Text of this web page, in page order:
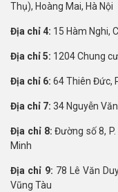
Thụ), Hoàng Mai, Hà Nội
Địa chỉ 4: 15 Hàm Nghi,
Địa chỉ 5: 1204 Chung
Địa chỉ 6: 64 Thiên Đức,
Địa chỉ 7: 34 Nguyễn
Địa chỉ 8: Đường số 8,
Minh
Địa chỉ 9: 78 Lê Văn
Vũng Tàu